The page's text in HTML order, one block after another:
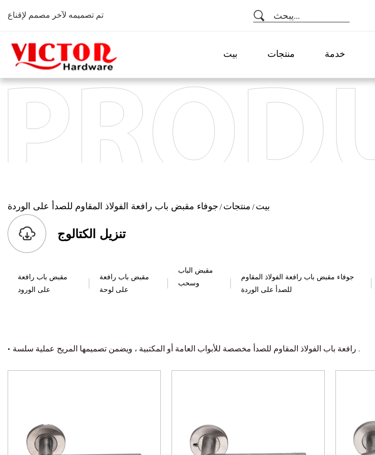
تم تصميمه لآخر مصمم لإقناع يبحث...
بيت منتجات خدمة
بيت / منتجات / جوفاء مقبض باب رافعة الفولاذ المقاوم للصدأ على الوردة
تنزيل الكتالوج
مقبض باب رافعة
على الورود
مقبض باب رافعة
على لوحة
مقبض الباب
وسحب
جوفاء مقبض باب رافعة الفولاذ المقاوم
للصدأ على الوردة
· رافعة باب الفولاذ المقاوم للصدأ مخصصة للأبواب العامة أو المكتبية ، ويضمن تصميمها المريح عملية سلسة .